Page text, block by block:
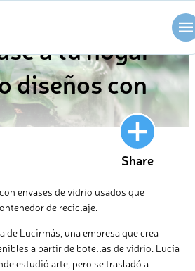
a tu hogar
diseños con
Share
envases de vidrio usados que
de reciclaje.
de Lucirmás, una empresa que crea
a partir de botellas de vidrio. Lucía
estudió arte, pero se trasladó a